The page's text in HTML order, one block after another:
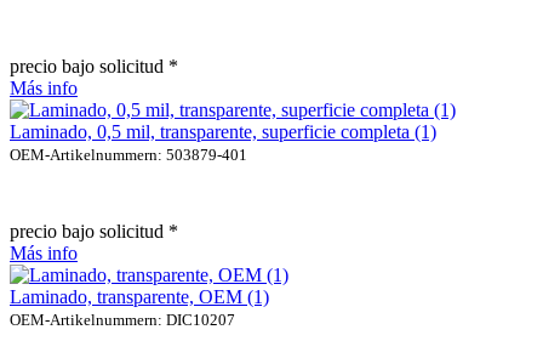
precio bajo solicitud *
Más info
Laminado, 0,5 mil, transparente, superficie completa (1)
OEM-Artikelnummern: 503879-401
precio bajo solicitud *
Más info
Laminado, transparente, OEM (1)
OEM-Artikelnummern: DIC10207